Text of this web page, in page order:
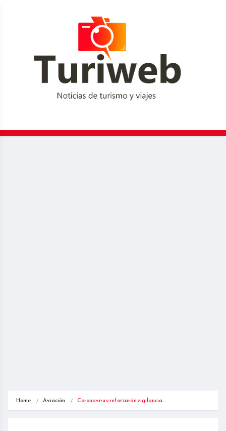
Home Aviación Coronavirus: reforzarán vigilancia…